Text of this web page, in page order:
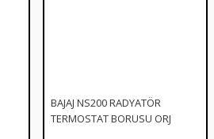
BAJAJ NS200 RADYATÖR
TERMOSTAT BORUSU ORJ